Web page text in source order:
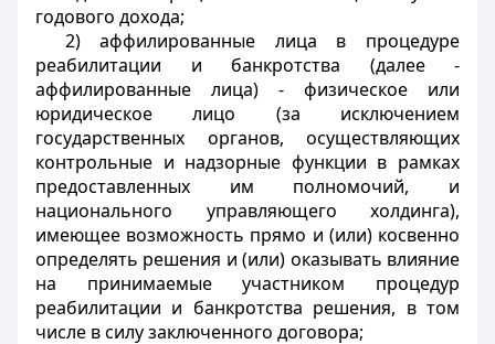
годового дохода;
2) аффилированные лица в процедуре
реабилитации и банкротства (далее -
аффилированные лица) - физическое или
юридическое лицо (за исключением
государственных органов, осуществляющих
контрольные и надзорные функции в рамках
предоставленных им полномочий, и
национального управляющего холдинга),
имеющее возможность прямо и (или) косвенно
определять решения и (или) оказывать влияние
на принимаемые участником процедур
реабилитации и банкротства решения, в том
числе в силу заключенного договора;